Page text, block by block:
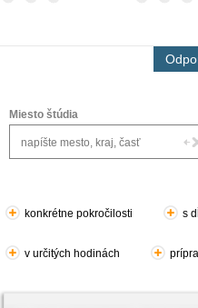
Miesto štúdia
konkrétne pokročilosti s
v určitých hodinách